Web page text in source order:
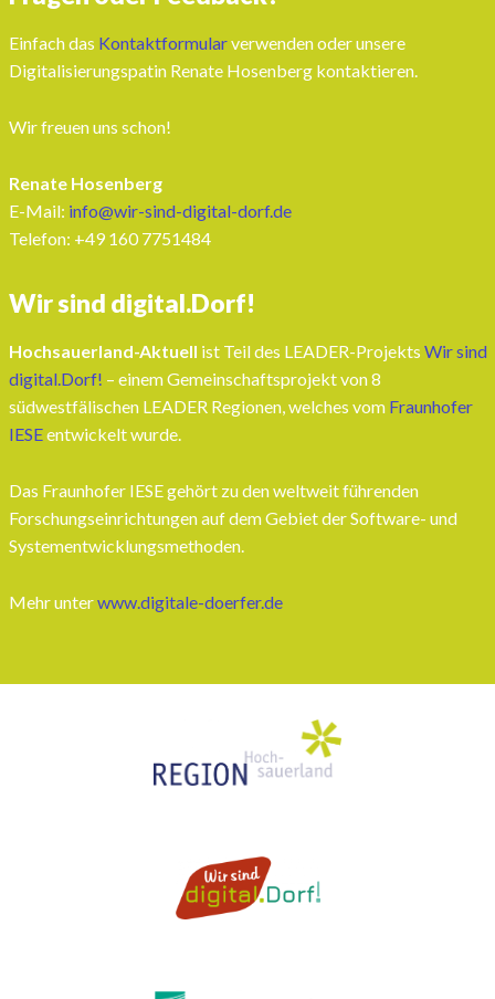
Einfach das Kontaktformularverwenden oder unsere
Digitalisierungspatin Renate Hosenberg kontaktieren.
Wir freuen uns schon!
Renate Hosenberg
E-Mail: info@wir-sind-digital-dorf.de
Telefon: ‭+49 160 7751484‬
Wir sind digital.Dorf!
Hochsauerland-Aktuell ist Teil des LEADER-Projekts Wir sind
digital.Dorf! – einem Gemeinschaftsprojekt von 8
südwestfälischen LEADER Regionen, welches vom Fraunhofer
IESEentwickelt wurde.
Das Fraunhofer IESE gehört zu den weltweit führenden
Forschungseinrichtungen auf dem Gebiet der Software- und
Systementwicklungsmethoden.
Mehr unterwww.digitale-doerfer.de